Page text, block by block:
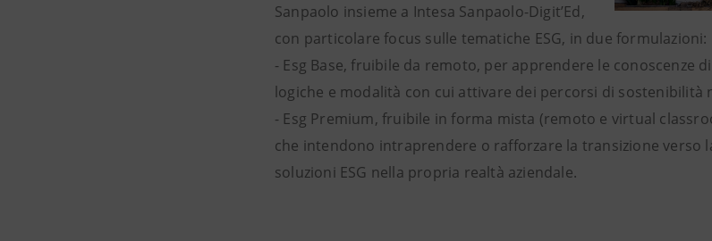
Sanpaolo insieme a Intesa Sanpaolo-Digit’Ed,
con particolare focus sulle tematiche ESG, in due formulazioni:
- Esg Base, fruibile da remoto, per apprendere le conoscenze
logiche e modalità con cui attivare dei percorsi di sostenibilità
- Esg Premium, fruibile in forma mista (remoto e virtual
che intendono intraprendere o rafforzare la transizione verso
soluzioni ESG nella propria realtà aziendale.